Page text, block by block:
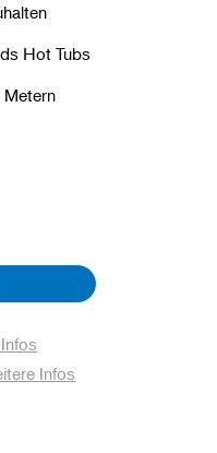
Hot Tubs
Metern
Infos